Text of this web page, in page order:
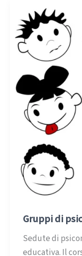
Gruppi di
Sedute di
educativa. Il